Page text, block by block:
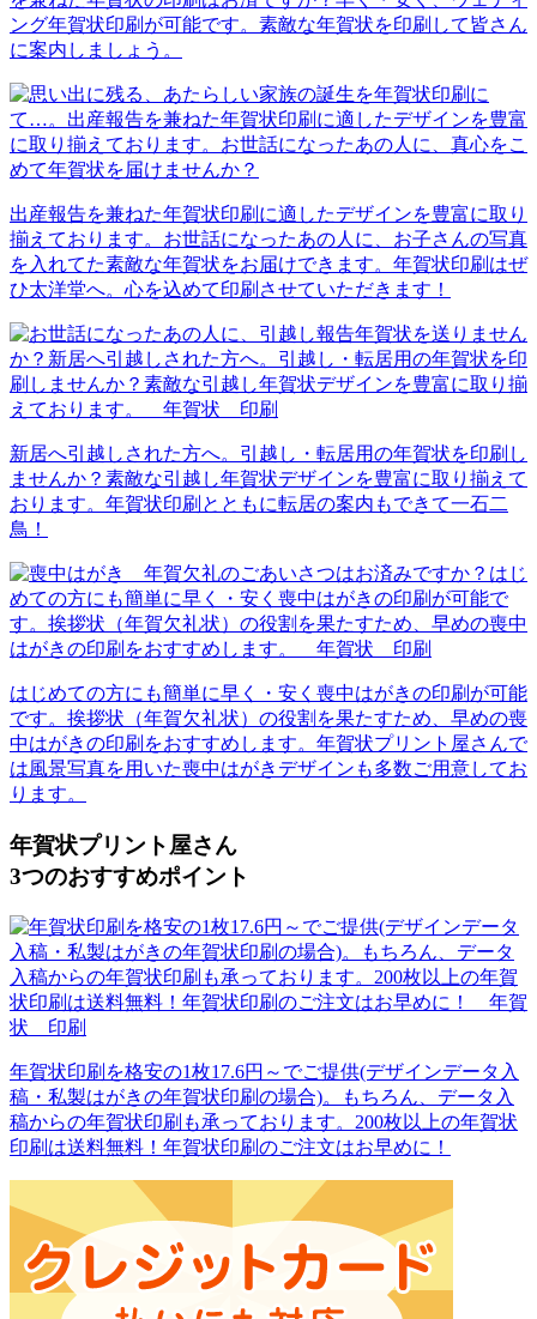
ング年賀状印刷が可能です。素敵な年賀状を印刷して皆さん
に案内しましょう。
出産報告を兼ねた年賀状印刷に適したデザインを豊富に取り
揃えております。お世話になったあの人に、お子さんの写真
を入れてた素敵な年賀状をお届けできます。年賀状印刷はぜ
ひ太洋堂へ。心を込めて印刷させていただきます！
新居へ引越しされた方へ。引越し・転居用の年賀状を印刷し
ませんか？素敵な引越し年賀状デザインを豊富に取り揃えて
おります。年賀状印刷とともに転居の案内もできて一石二
鳥！
はじめての方にも簡単に早く・安く喪中はがきの印刷が可能
です。挨拶状（年賀欠礼状）の役割を果たすため、早めの喪
中はがきの印刷をおすすめします。年賀状プリント屋さんで
は風景写真を用いた喪中はがきデザインも多数ご用意してお
ります。
年賀状プリント屋さん
3つのおすすめポイント
年賀状印刷を格安の1枚17.6円～でご提供(デザインデータ入
稿・私製はがきの年賀状印刷の場合)。もちろん、データ入
稿からの年賀状印刷も承っております。200枚以上の年賀状
印刷は送料無料！年賀状印刷のご注文はお早めに！